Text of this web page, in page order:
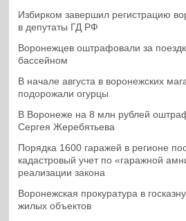
Избирком завершил регистрацию
в депутаты ГД РФ
Воронежцев оштрафовали за
бассейном
В начале августа в воронежских
подорожали огурцы
В Воронеже на 8 млн рублей
Сергея Жеребятьева
Порядка 1600 гаражей в регионе
кадастровый учет по «гаражной
реализации закона
Воронежская прокуратура в
жилых объектов